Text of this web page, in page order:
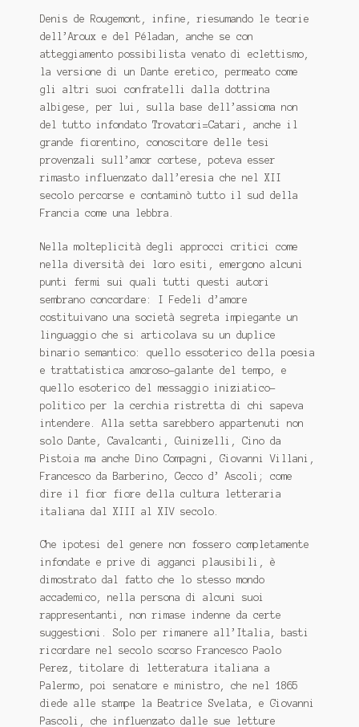
Denis de Rougemont, infine, riesumando le teorie
dell’Aroux e del Péladan, anche se con
atteggiamento possibilista venato di eclettismo,
la versione di un Dante eretico, permeato come
gli altri suoi confratelli dalla dottrina
albigese, per lui, sulla base dell’assioma non
del tutto infondato Trovatori=Catari, anche il
grande fiorentino, conoscitore delle tesi
provenzali sull’amor cortese, poteva esser
rimasto influenzato dall’eresia che nel XII
secolo percorse e contaminò tutto il sud della
Francia come una lebbra.
Nella molteplicità degli approcci critici come
nella diversità dei loro esiti, emergono alcuni
punti fermi sui quali tutti questi autori
sembrano concordare: I Fedeli d’amore
costituivano una società segreta impiegante un
linguaggio che si articolava su un duplice
binario semantico: quello essoterico della poesia
e trattatistica amoroso-galante del tempo, e
quello esoterico del messaggio iniziatico-
politico per la cerchia ristretta di chi sapeva
intendere. Alla setta sarebbero appartenuti non
solo Dante, Cavalcanti, Guinizelli, Cino da
Pistoia ma anche Dino Compagni, Giovanni Villani,
Francesco da Barberino, Cecco d’ Ascoli; come
dire il fior fiore della cultura letteraria
italiana dal XIII al XIV secolo.
Che ipotesi del genere non fossero completamente
infondate e prive di agganci plausibili, è
dimostrato dal fatto che lo stesso mondo
accademico, nella persona di alcuni suoi
rappresentanti, non rimase indenne da certe
suggestioni. Solo per rimanere all’Italia, basti
ricordare nel secolo scorso Francesco Paolo
Perez, titolare di letteratura italiana a
Palermo, poi senatore e ministro, che nel 1865
diede alle stampe la
Beatrice Svelata , e Giovanni
Pascoli, che influenzato dalle sue letture